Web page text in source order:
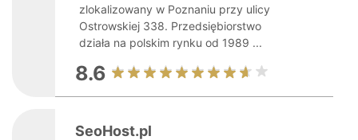
zlokalizowany w Poznaniu przy ulicy
Ostrowskiej 338. Przedsiębiorstwo
działa na polskim rynku od 1989 ...
8.6
SeoHost.pl